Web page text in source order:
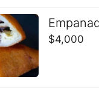
$4,000